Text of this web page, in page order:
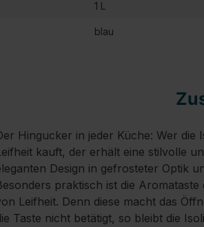
1 L
blau
Hingucker in jeder Küche: Wer die
kauft, der erhält eine stilvolle
Design in gefrosteter Optik
praktisch ist die
Leifheit. Denn diese macht das
Taste nicht betätigt, so bleibt die